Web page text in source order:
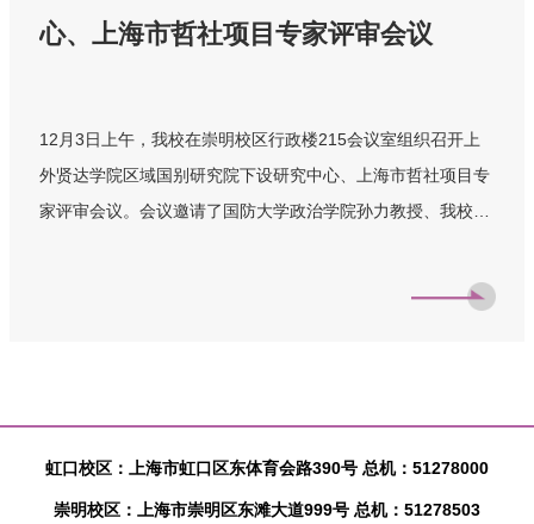
心、上海市哲社项目专家评审会议
12月3日上午，我校在崇明校区行政楼215会议室组织召开上
外贤达学院区域国别研究院下设研究中心、上海市哲社项目专
家评审会议。会议邀请了国防大学政治学院孙力教授、我校商
和上海市哲社项目的执行情况进行评审，科研处相关工作人员
力。针对后续发展，专家们提出了指导性建议：一要紧扣国家
战略，深化国际规则融通相关研究；二要强化智库功能，打造
高质量决策咨询成果，加强与相关部门的对接转化；三要拓展
虹口校区：上海市虹口区东体育会路390号 总机：51278000
崇明校区：上海市崇明区东滩大道999号 总机：51278503